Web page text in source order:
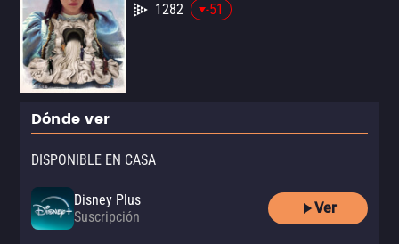
1282
-51
Dónde ver
DISPONIBLE EN CASA
Disney Plus
Suscripción
Ver